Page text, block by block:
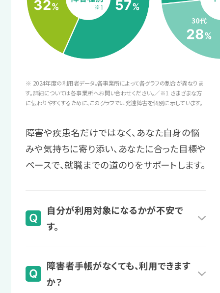
スタッフからのアドバイス
あなたにとって働きやすい環境を、
しょう！
無料 相談・見学予約する
4 職場定着ステージ
業務の調整方法を
身につける
周囲に助けを求める方法を考えます。
就職後の困りや不安を定期的にヒ
アリングします。必要に応じて、企業
へ業務指示の方法をレクチャーする
がら、仕事への自信をつけていきま
しょう。
ヘルスケアやストレスへの対処法を
学びます。
職場復帰への
不安を解消する
復職への自信をつけるため、プログラム
の受講で不安を一つ一つ解消します。
めたり、職場での困りへの対処法を
身につけたりします。
4 復職後
※ 2024年度の利用者データ。各事業所によって各グラフの割合が異なりま
す。詳細については各事業所へお問い合わせください。／※1 さまざまな方
に伝わりやすくするために、このグラフでは発達障害を個別に示しています。
障害や疾患名だけではなく、あなた自身の悩
みや気持ちに寄り添い、あなたに合った目標や
ペースで、就職までの道のりをサポートします。
自分が利用対象になるかが不安で
す。
ます。
また、診断名や障害者手帳がない場合でも、
障害者手帳がなくても、利用できます
か？